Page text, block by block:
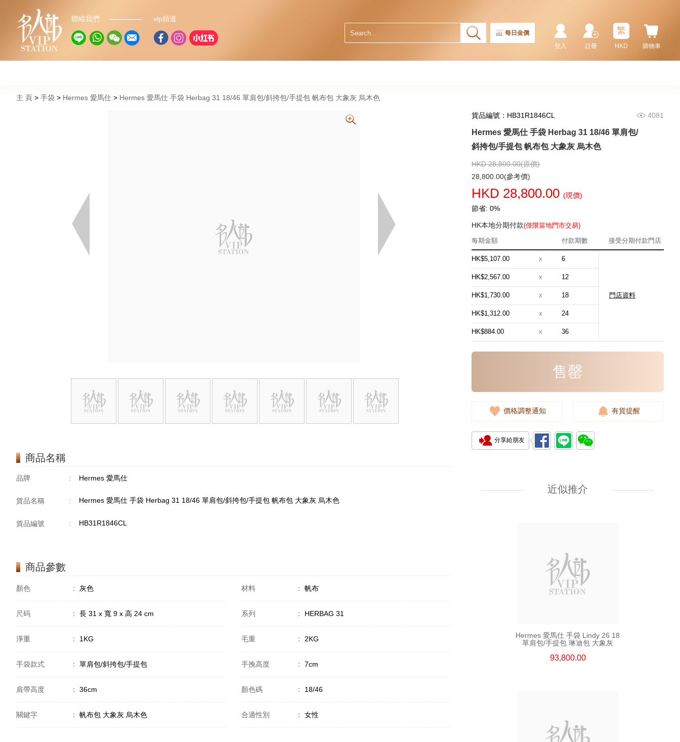
聯絡我們 vip頻道
每日金價
購物車
繁
HKD
註冊
登入
主 頁 手袋 Hermes 愛馬仕 Hermes 愛馬仕 手袋 Herbag 31 18/46 單肩包/斜挎包/手提包 帆布包 大象灰 烏木色
商品名稱
品牌 : Hermes 愛馬仕
貨品名稱 : Hermes 愛馬仕 手袋 Herbag 31 18/46 單肩包/斜挎包/手提包 帆布包 大象灰 烏木色
貨品編號 : HB31R1846CL
商品參數
顏色 ： 灰色 材料 ： 帆布
尺码 ： 長 31 x 寬 9 x 高 24 cm 系列 ： HERBAG 31
淨重 ： 1KG 毛重 ： 2KG
手袋款式 ： 單肩包/斜挎包/手提包 手挽高度 ： 7cm
肩帶高度 ： 36cm 顏色碼 ： 18/46
關鍵字 ： 帆布包 大象灰 烏木色 合適性別 ： 女性
貨品編號：HB31R1846CL 4081
Hermes 愛馬仕 手袋 Herbag 31 18/46 單肩包/
斜挎包/手提包 帆布包 大象灰 烏木色
HKD 28,800.00(原價)
28,800.00(參考價)
HKD 28,800.00 (現價)
節省: 0%
HK本地分期付款(僅限當地門市交易)
每期金額
付款期數 接受分期付款門店
HK$5,107.00 x 6
門店資料
HK$2,567.00 x 12
HK$1,730.00 x 18
HK$1,312.00 x 24
HK$884.00 x 36
售罄
價格調整通知 有貨提醒
分享給朋友
近似推介
Hermes 愛馬仕 手袋 Picotin 18
89 手提包 菜籃子 黑色
Hermes 愛馬仕 手袋 Evelyne 16
24,800.00
55,800.00
Hermes 愛馬仕 手袋 Lindy 26 18
單肩包/手提包 琳迪包 大象灰
93,800.00